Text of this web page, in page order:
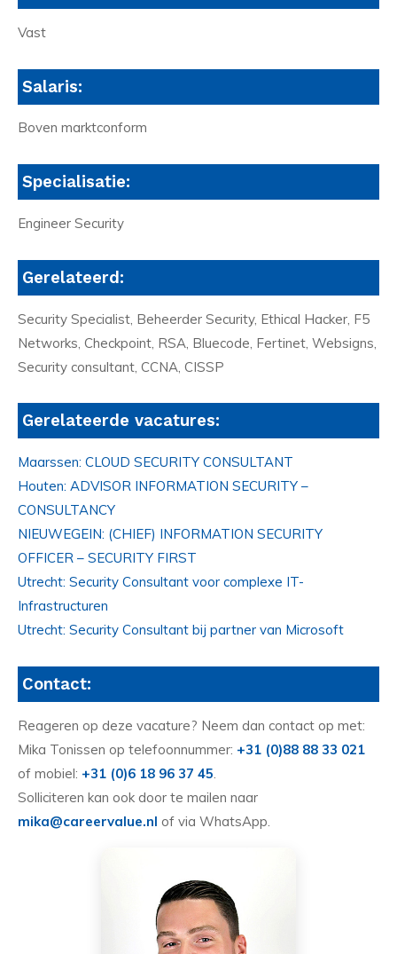
Vast
Salaris:
Boven marktconform
Specialisatie:
Engineer Security
Gerelateerd:
Security Specialist, Beheerder Security, Ethical Hacker, F5
Networks, Checkpoint, RSA, Bluecode, Fertinet, Websigns,
Security consultant, CCNA, CISSP
Gerelateerde vacatures:
Maarssen: CLOUD SECURITY CONSULTANT
Houten: ADVISOR INFORMATION SECURITY –
CONSULTANCY
NIEUWEGEIN: (CHIEF) INFORMATION SECURITY
OFFICER – SECURITY FIRST
Utrecht: Security Consultant voor complexe IT-
Infrastructuren
Utrecht: Security Consultant bij partner van Microsoft
Contact:
Reageren op deze vacature? Neem dan contact op met:
Mika Tonissen op telefoonnummer: +31 (0)88 88 33 021
of mobiel: +31 (0)6 18 96 37 45.
Solliciteren kan ook door te mailen naar
mika@careervalue.nl of via WhatsApp.